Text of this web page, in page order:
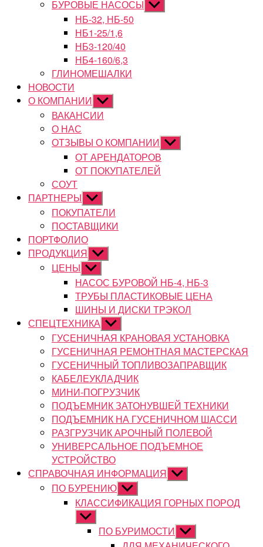
БУРОВЫЕ НАСОСЫ Показывать
подменю
НБ-32, НБ-50
НБ1-25/1,6
НБ3-120/40
НБ4-160/6,3
ГЛИНОМЕШАЛКИ
НОВОСТИ
О КОМПАНИИ Показывать
подменю
ВАКАНСИИ
О НАС
ОТЗЫВЫ О КОМПАНИИ Показывать
подменю
ОТ АРЕНДАТОРОВ
ОТ ПОКУПАТЕЛЕЙ
СОУТ
ПАРТНЕРЫ Показывать
подменю
ПОКУПАТЕЛИ
ПОСТАВЩИКИ
ПОРТФОЛИО
ПРОДУКЦИЯ Показывать
подменю
ЦЕНЫ Показывать
подменю
НАСОС БУРОВОЙ НБ-4, НБ-3
ТРУБЫ ПЛАСТИКОВЫЕ ЦЕНА
ШИНЫ И ДИСКИ ТРЭКОЛ
СПЕЦТЕХНИКА Показывать
подменю
ГУСЕНИЧНАЯ КРАНОВАЯ УСТАНОВКА
ГУСЕНИЧНАЯ РЕМОНТНАЯ МАСТЕРСКАЯ
ГУСЕНИЧНЫЙ ТОПЛИВОЗАПРАВЩИК
КАБЕЛЕУКЛАДЧИК
МИНИ-ПОГРУЗЧИК
ПОДЪЕМНИК ЗАТОНУВШЕЙ ТЕХНИКИ
ПОДЪЕМНИК НА ГУСЕНИЧНОМ ШАССИ
РАЗГРУЗЧИК АРОЧНЫЙ ПОЛЕВОЙ
УНИВЕРСАЛЬНОЕ ПОДЪЕМНОЕ
УСТРОЙСТВО
СПРАВОЧНАЯ ИНФОРМАЦИЯ Показывать
подменю
ПО БУРЕНИЮ Показывать
подменю
КЛАССИФИКАЦИЯ ГОРНЫХ ПОРОД
Показывать
подменюПО БУРИМОСТИ Показывать
подменю